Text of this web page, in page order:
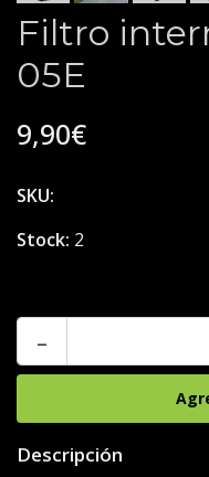
Filtro
05E
9,90€
SKU:
Stock: 2
-
Descripción